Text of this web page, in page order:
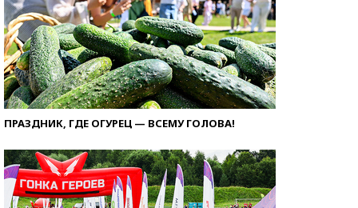
ПРАЗДНИК, ГДЕ ОГУРЕЦ — ВСЕМУ ГОЛОВА!